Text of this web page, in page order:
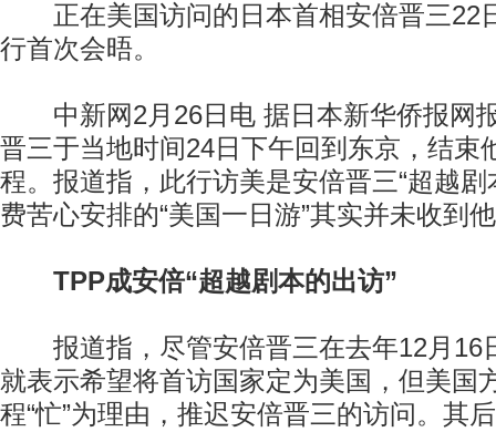
正在美国访问的日本首相安倍晋三22
行首次会晤。
中新网2月26日电 据日本新华侨报网
晋三于当地时间24日下午回到东京，结束
程。报道指，此行访美是安倍晋三“超越剧
费苦心安排的“美国一日游”其实并未收到
TPP成安倍“超越剧本的出访”
报道指，尽管安倍晋三在去年12月16
就表示希望将首访国家定为美国，但美国
程“忙”为理由，推迟安倍晋三的访问。其